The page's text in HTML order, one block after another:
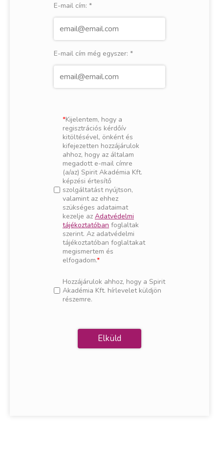
E-mail cím: *
E-mail cím még egyszer: *
Kijelentem, hogy a
regisztrációs kérdőív
kitöltésével, önként és
kifejezetten hozzájárulok
ahhoz, hogy az általam
megadott e-mail címre
(a/az) Spirit Akadémia Kft.
képzési értesítő
szolgáltatást nyújtson,
valamint az ehhez
szükséges adataimat
kezelje az Adatvédelmi
tájékoztatóban foglaltak
szerint. Az adatvédelmi
tájékoztatóban foglaltakat
megismertem és
elfogadom.
Hozzájárulok ahhoz, hogy a Spirit
Akadémia Kft. hírlevelet küldjön
részemre.